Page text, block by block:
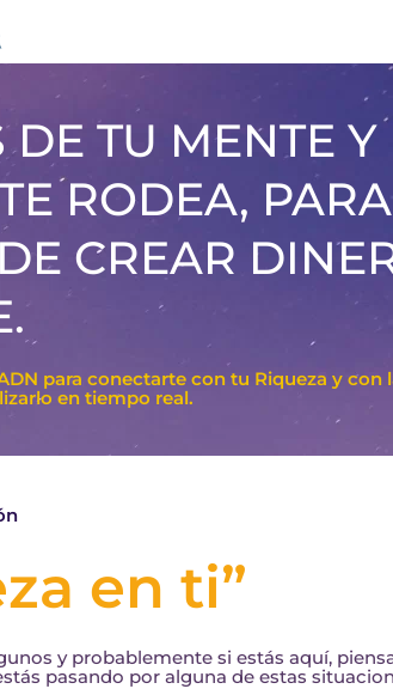
TU MENTE Y
RODEA, PARA
CREAR
para conectarte con tu Riqueza y con
en tiempo real.
en ti”
y probablemente si estás aquí,
pasando por alguna de estas